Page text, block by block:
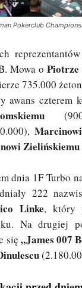
Pokerclub
Mowa o Piotrze
735.000
awans czterem
Zielińskiemu
dnia 1F Turbo
222
Linke, który
Na drugiej
się „James 007